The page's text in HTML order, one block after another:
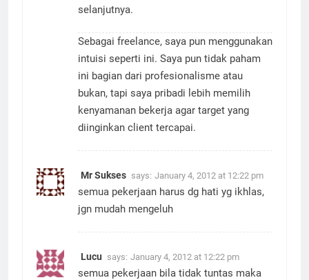
selanjutnya.
Sebagai freelance, saya pun menggunakan
intuisi seperti ini. Saya pun tidak paham
ini bagian dari profesionalisme atau
bukan, tapi saya pribadi lebih memilih
kenyamanan bekerja agar target yang
diinginkan client tercapai.
Mr Sukses says: January 4, 2012 at 12:22 pm
semua pekerjaan harus dg hati yg ikhlas,
jgn mudah mengeluh
Lucu says: January 4, 2012 at 12:22 pm
semua pekerjaan bila tidak tuntas maka